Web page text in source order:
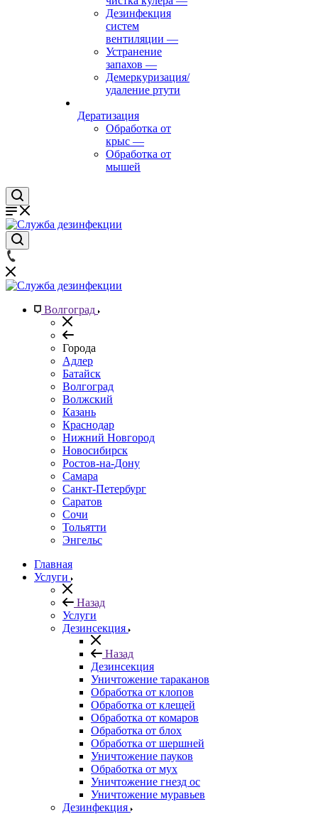
Дезинфекция
систем
вентиляции —
Устранение
запахов —
Демеркуризация/
удаление ртути
Дератизация
Обработка от
крыс —
Обработка от
мышей
Волгоград
Города
Адлер
Батайск
Волгоград
Волжский
Казань
Краснодар
Нижний Новгород
Новосибирск
Ростов-на-Дону
Самара
Санкт-Петербург
Саратов
Сочи
Тольятти
Энгельс
Главная
Услуги
Назад
Услуги
Дезинсекция
Назад
Дезинсекция
Уничтожение тараканов
Обработка от клопов
Обработка от клещей
Обработка от комаров
Обработка от блох
Обработка от шершней
Уничтожение пауков
Обработка от мух
Уничтожение гнезд ос
Уничтожение муравьев
Дезинфекция